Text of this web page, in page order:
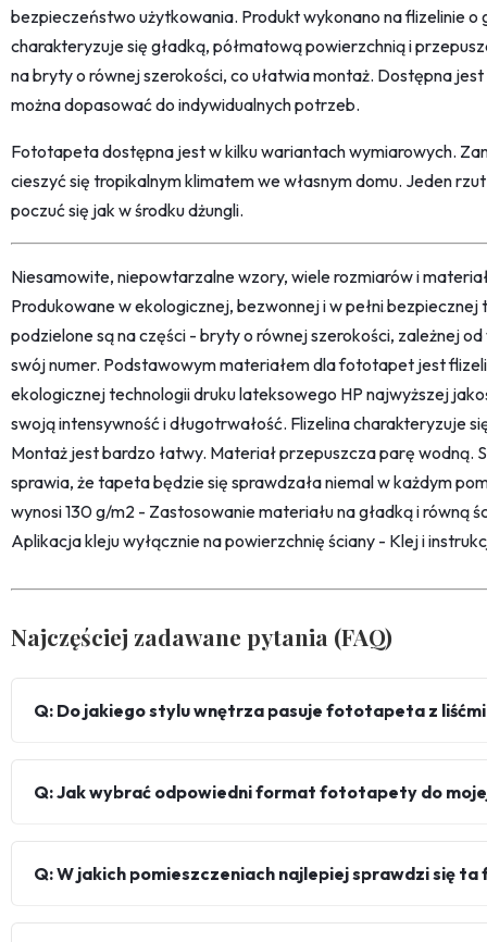
bezpieczeństwo użytkowania. Produkt wykonano na flizelinie o
charakteryzuje się gładką, półmatową powierzchnią i
na bryty o równej szerokości, co ułatwia montaż. Dostępna
można dopasować do indywidualnych potrzeb.
Fototapeta dostępna jest w kilku wariantach wymiarowych.
cieszyć się tropikalnym klimatem we własnym domu. Jeden
poczuć się jak w środku dżungli.
Niesamowite, niepowtarzalne wzory, wiele rozmiarów i
Produkowane w ekologicznej, bezwonnej i w pełni
podzielone są na części - bryty o równej szerokości, zależnej
swój numer. Podstawowym materiałem dla fototapet jest
ekologicznej technologii druku lateksowego HP najwyższej
swoją intensywność i długotrwałość. Flizelina charakteryzuje
Montaż jest bardzo łatwy. Materiał przepuszcza parę wodną.
sprawia, że tapeta będzie się sprawdzała niemal w każdym
wynosi 130 g/m2 - Zastosowanie materiału na gładką i równą
Aplikacja kleju wyłącznie na powierzchnię ściany - Klej i
Najczęściej zadawane pytania (FAQ)
Q: Do jakiego stylu wnętrza pasuje fototapeta z
Q: Jak wybrać odpowiedni format fototapety do
Q: W jakich pomieszczeniach najlepiej sprawdzi się